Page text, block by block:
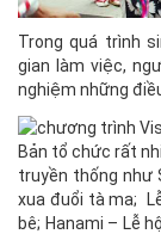
Trong quá trình
gian làm việc,
nghiệm những
Bản tổ chức rất
truyền thống như
xua đuổi tà ma;
bê; Hanami – Lễ